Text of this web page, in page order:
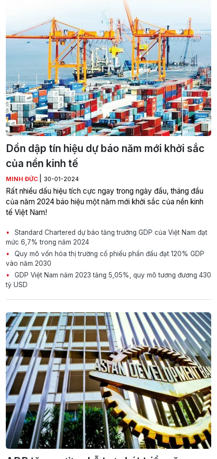
Dồn dập tín hiệu dự báo năm mới khởi sắc
của nền kinh tế
MINH ĐỨC 30-01-2024
Rất nhiều dấu hiệu tích cực ngay trong ngày đầu, tháng đầu
của năm 2024 báo hiệu một năm mới khởi sắc của nền kinh
tế Việt Nam!
Standard Chartered dự báo tăng trưởng GDP của Việt Nam đạt
mức 6,7% trong năm 2024
Quy mô vốn hóa thị trường cổ phiếu phấn đấu đạt 120% GDP
vào năm 2030
GDP Việt Nam năm 2023 tăng 5,05%, quy mô tương đương 430
tỷ USD